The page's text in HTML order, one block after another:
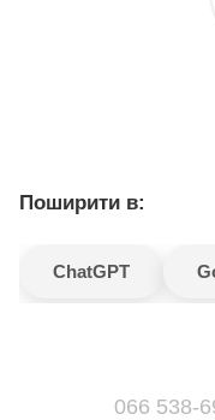
Поширити в:
ChatGPT
066 538-